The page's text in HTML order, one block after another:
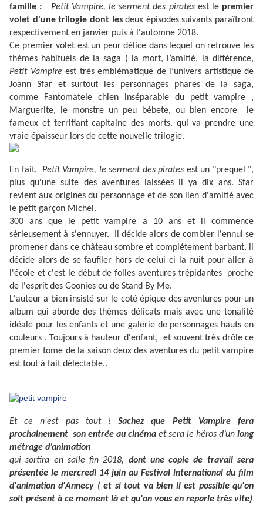
famille : Petit Vampire, le serment des piratesest le premier
volet d'une trilogie dont lesdeux épisodes suivants paraîtront
respectivement en janvier puis à l'automne 2018.
Ce premier volet est un peur délice dans lequel on retrouve les
thèmes habituels de la saga ( la mort, l’amitié, la différence,
Petit Vampireest très emblématique de l’univers artistique de
Joann Sfar et surtout les personnages phares de la saga,
comme Fantomatele chien inséparable du petit vampire ,
Marguerite, le monstre un peu bébete, ou bien encore le
fameux et terrifiant capitaine des morts. qui va prendre une
vraie épaisseur lors de cette nouvelle trilogie.
En fait, Petit Vampire, le serment des pirates est un "prequel ",
plus qu'une suite des aventures laissées il ya dix ans. Sfar
revient aux origines du personnage et de son lien d'amitié avec
le petit garçon Michel.
300 ans que le petit vampire a 10 ans et il commence
sérieusement à s'ennuyer. Il décide alors de combler l'ennui se
promener dans ce château sombre et complétement barbant, il
décide alors de se faufiler hors de celui ci la nuit pour aller à
l'école et c'est le début de folles aventures trépidantes proche
de l'esprit des Goonies ou de Stand By Me.
L'auteur a bien insisté sur le coté épique des aventures pour un
album qui aborde des thèmes délicats mais avec une tonalité
idéale pour les enfants et une galerie de personnages hauts en
couleurs . Toujours à hauteur d'enfant, et souvent très drôle ce
premier tome de la saison deux des aventures du petit vampire
est tout à fait délectable..
Et ce n'est pas tout ! Sachez que Petit Vampire fera
prochainement son entrée au cinéma et sera le héros d’un long
métrage d’animation
qui sortira en salle fin 2018, dont une copie de travail sera
présentée le mercredi 14 juin au Festival international du film
d'animation d'Annecy ( et si tout va bien il est possible qu'on
soit présent à ce moment là et qu'on vous en reparle très vite)